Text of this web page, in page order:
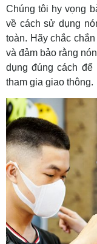
Chúng tôi hy vọng
về cách sử dụng
toàn. Hãy chắc
và đảm bảo rằng
dụng đúng cách để
tham gia giao thông.